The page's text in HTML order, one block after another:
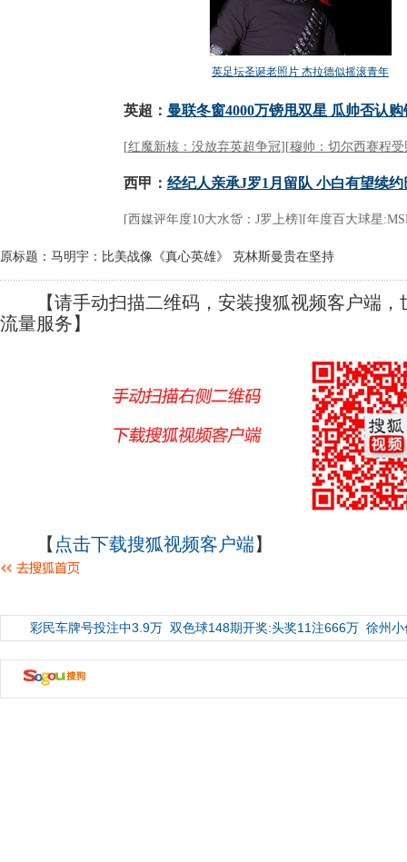
原标题：马明宇：比美战像《真心英雄》 克林斯曼贵在坚持
【请手动扫描二维码，安装搜狐视频客户端，
流量服务】
【 点击下载搜狐视频客户端】
彩民车牌号投注中3.9万 双色球148期开奖:头奖11注666万 徐州